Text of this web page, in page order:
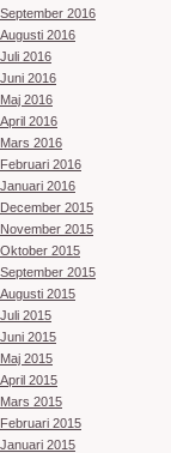
September 2016
Augusti 2016
Juli 2016
Juni 2016
Maj 2016
April 2016
Mars 2016
Februari 2016
Januari 2016
December 2015
November 2015
Oktober 2015
September 2015
Augusti 2015
Juli 2015
Juni 2015
Maj 2015
April 2015
Mars 2015
Februari 2015
Januari 2015